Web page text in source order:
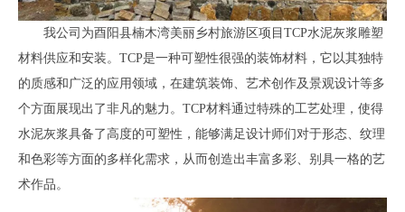
我公司为酉阳县楠木湾美丽乡村旅游区项目TCP水泥灰浆雕塑
材料供应和安装。TCP是一种可塑性很强的装饰材料，它以其独特
的质感和广泛的应用领域，在建筑装饰、艺术创作及景观设计等多
个方面展现出了非凡的魅力。TCP材料通过特殊的工艺处理，使得
水泥灰浆具备了高度的可塑性，能够满足设计师们对于形态、纹理
和色彩等方面的多样化需求，从而创造出丰富多彩、别具一格的艺
术作品。